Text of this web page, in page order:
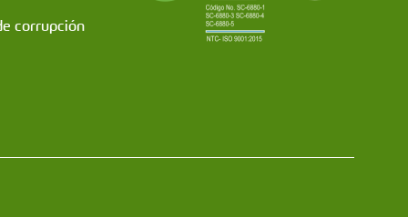
corrupción